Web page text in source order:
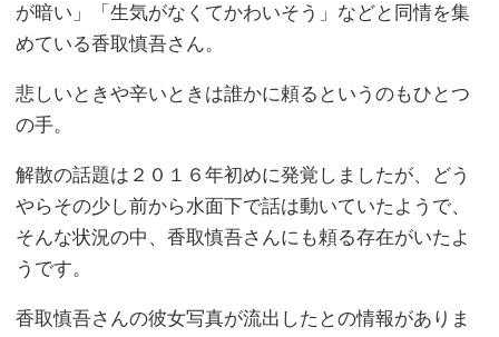
が暗い」「生気がなくてかわいそう」などと同情を集
めている香取慎吾さん。
悲しいときや辛いときは誰かに頼るというのもひとつ
の手。
解散の話題は２０１６年初めに発覚しましたが、どう
やらその少し前から水面下で話は動いていたようで、
そんな状況の中、香取慎吾さんにも頼る存在がいたよ
うです。
香取慎吾さんの彼女写真が流出したとの情報がありま